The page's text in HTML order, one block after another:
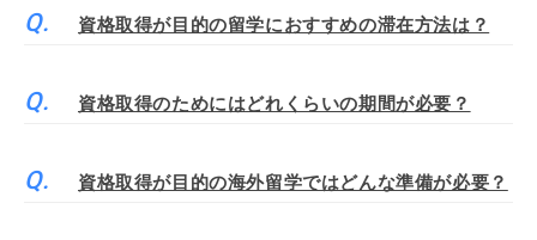
資格取得が目的の留学におすすめの滞在方法は？
資格取得のためにはどれくらいの期間が必要？
資格取得が目的の海外留学ではどんな準備が必要？